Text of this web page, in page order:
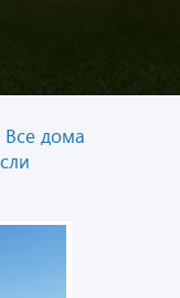
дома